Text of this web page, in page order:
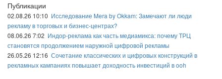
Публикации
02.08.26 10:10 Исследование Mera by Okkam: Замечают ли люди
рекламу в торговых и бизнес-центрах?
08.06.26 7:02 Индор-реклама как часть медиамикса: почему ТРЦ
становятся продолжением наружной цифровой рекламы
26.05.26 12:16 Сочетание классических и цифровых конструкций в
рекламных кампаниях повышает доходность инвестиций в ooh